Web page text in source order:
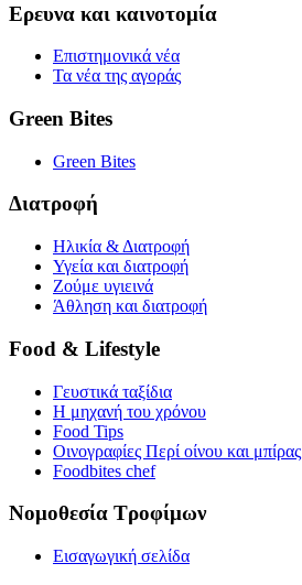
Ερευνα και καινοτομία
Επιστημονικά νέα
Τα νέα της αγοράς
Green Bites
Green Bites
Διατροφή
Ηλικία & Διατροφή
Υγεία και διατροφή
Ζούμε υγιεινά
Άθληση και διατροφή
Food & Lifestyle
Γευστικά ταξίδια
Η μηχανή του χρόνου
Food Tips
Οινογραφίες Περί οίνου και μπίρας
Foodbites chef
Νομοθεσία Τροφίμων
Εισαγωγική σελίδα